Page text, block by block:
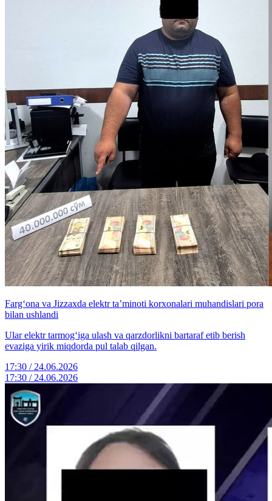
Farg‘ona va Jizzaxda elektr ta’minoti korxonalari muhandislari pora
bilan ushlandi
Ular elektr tarmog‘iga ulash va qarzdorlikni bartaraf etib berish
evaziga yirik miqdorda pul talab qilgan.
17:30 / 24.06.2026
17:30 / 24.06.2026